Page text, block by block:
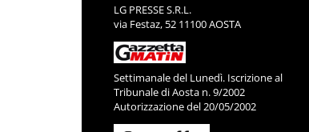
LG PRESSE S.R.L.
via Festaz, 52 11100 AOSTA
Settimanale del Lunedì. Iscrizione al
Tribunale di Aosta n. 9/2002
Autorizzazione del 20/05/2002